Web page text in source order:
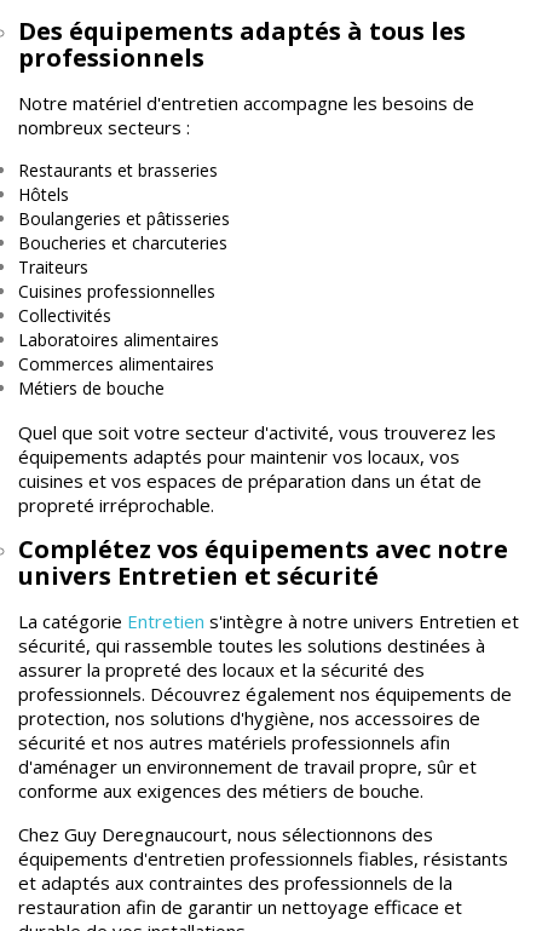
Des équipements adaptés à tous les
professionnels
Notre matériel d'entretien accompagne les besoins de
nombreux secteurs :
Restaurants et brasseries
Hôtels
Boulangeries et pâtisseries
Boucheries et charcuteries
Traiteurs
Cuisines professionnelles
Collectivités
Laboratoires alimentaires
Commerces alimentaires
Métiers de bouche
Quel que soit votre secteur d'activité, vous trouverez les
équipements adaptés pour maintenir vos locaux, vos
cuisines et vos espaces de préparation dans un état de
propreté irréprochable.
Complétez vos équipements avec notre
univers Entretien et sécurité
La catégorie Entretien s'intègre à notre univers Entretien et
sécurité, qui rassemble toutes les solutions destinées à
assurer la propreté des locaux et la sécurité des
professionnels. Découvrez également nos équipements de
protection, nos solutions d'hygiène, nos accessoires de
sécurité et nos autres matériels professionnels afin
d'aménager un environnement de travail propre, sûr et
conforme aux exigences des métiers de bouche.
Chez Guy Deregnaucourt, nous sélectionnons des
équipements d'entretien professionnels fiables, résistants
et adaptés aux contraintes des professionnels de la
restauration afin de garantir un nettoyage efficace et